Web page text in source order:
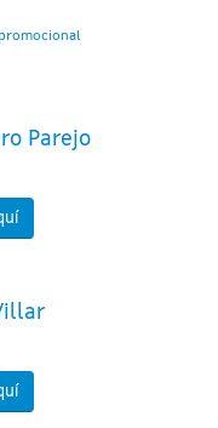
Parejo